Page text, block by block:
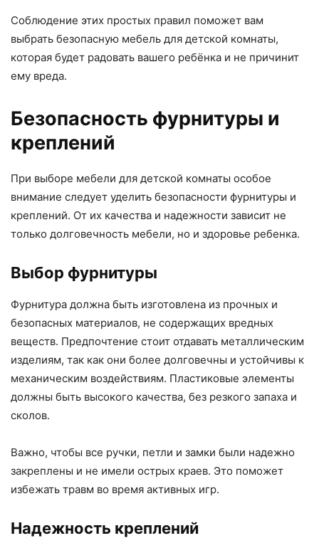
Соблюдение этих простых правил поможет вам
выбрать безопасную мебель для детской комнаты,
которая будет радовать вашего ребёнка и не причинит
ему вреда.
Безопасность фурнитуры и
креплений
При выборе мебели для детской комнаты особое
внимание следует уделить безопасности фурнитуры и
креплений. От их качества и надежности зависит не
только долговечность мебели, но и здоровье ребенка.
Выбор фурнитуры
Фурнитура должна быть изготовлена из прочных и
безопасных материалов, не содержащих вредных
веществ. Предпочтение стоит отдавать металлическим
изделиям, так как они более долговечны и устойчивы к
механическим воздействиям. Пластиковые элементы
должны быть высокого качества, без резкого запаха и
сколов.
Важно, чтобы все ручки, петли и замки были надежно
закреплены и не имели острых краев. Это поможет
избежать травм во время активных игр.
Надежность креплений